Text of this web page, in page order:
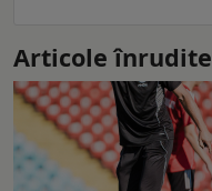
Articole înrudite